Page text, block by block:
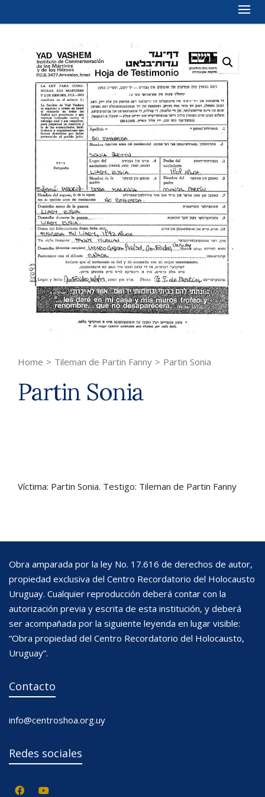
Home > Tileman de Partin Fanny > Partin Sonia
Partin Sonia
Víctima: Partin Sonia. Testigo: Tileman de Partin Fanny
Obra amparada por la ley No. 17.616 de derechos de autor,
propiedad exclusiva del Centro Recordatorio del Holocausto
Uruguay. Cualquier reproducción deberá contar con la
autorización previa y escrita de esta institución, y deberá
ser acompañada por la siguiente leyenda en lugar visible:
“Obra propiedad del Centro Recordatorio del Holocausto,
Uruguay”.
Contacto
info@centroshoa.org.uy
Redes sociales